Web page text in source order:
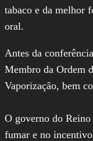
tabaco e da melhor
oral.
Antes da
Membro da Ordem
Vaporização, bem
O governo do Reino
fumar e no